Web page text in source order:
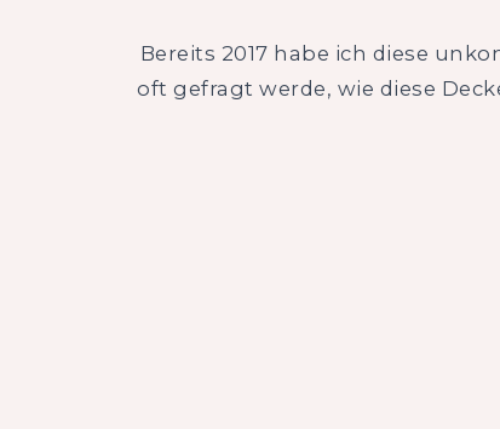
Bereits 2017 habe ich diese
oft gefragt werde, wie diese